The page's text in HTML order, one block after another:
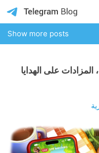
Show more posts
على الهدايا